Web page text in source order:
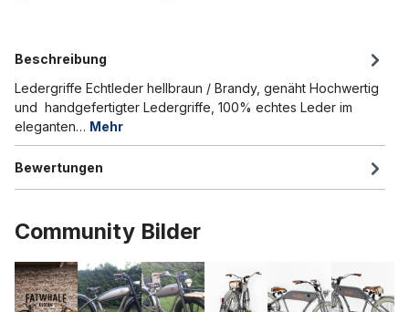
Beschreibung
Ledergriffe Echtleder hellbraun / Brandy, genäht Hochwertig
und handgefertigter Ledergriffe, 100% echtes Leder im
eleganten… Mehr
Bewertungen
Community Bilder